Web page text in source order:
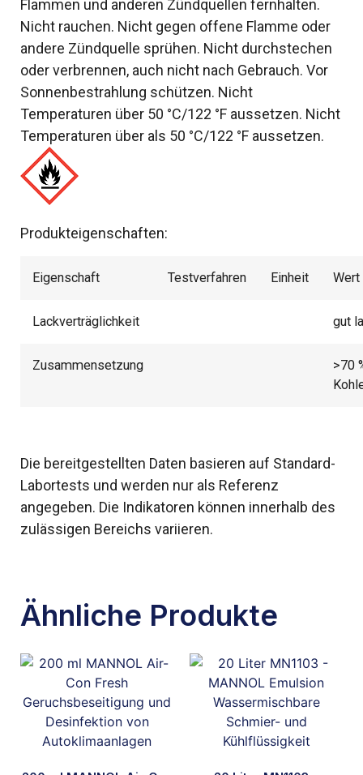
Flammen und anderen Zündquellen fernhalten.
Nicht rauchen. Nicht gegen offene Flamme oder
andere Zündquelle sprühen. Nicht durchstechen
oder verbrennen, auch nicht nach Gebrauch. Vor
Sonnenbestrahlung schützen. Nicht
Temperaturen über 50 °C/122 °F aussetzen. Nicht
Temperaturen über als 50 °C/122 °F aussetzen.
Produkteigenschaften:
Eigenschaft Testverfahren Einheit Wert
Lackverträglichkeit gut
Zusammensetzung
>70
Die bereitgestellten Daten basieren auf Standard-
Labortests und werden nur als Referenz
angegeben. Die Indikatoren können innerhalb des
zulässigen Bereichs variieren.
Ähnliche Produkte